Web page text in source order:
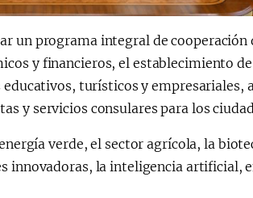
un programa integral de cooperación
y financieros, el establecimiento
turísticos y empresariales,
y servicios consulares para los
verde, el sector agrícola, la
innovadoras, la inteligencia artificial,